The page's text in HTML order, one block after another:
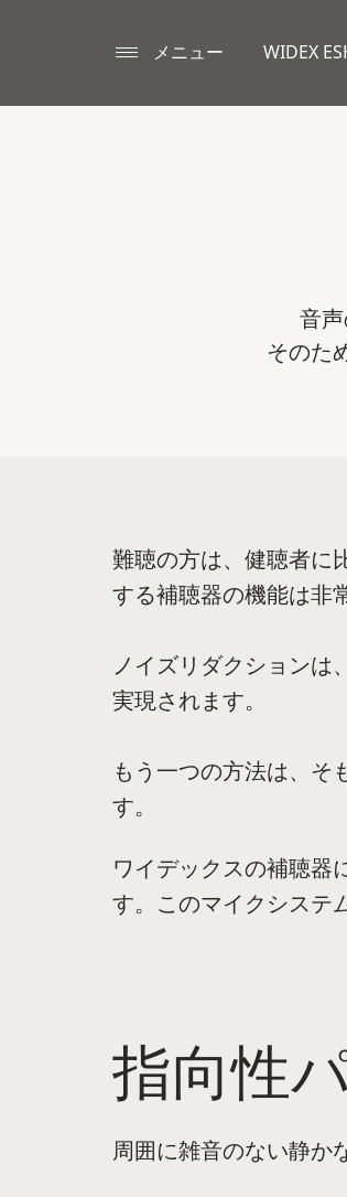
メニュー WIDEX
音
そのた
難聴の方は、健聴者に
する補聴器の機能は非
ノイズリダクションは
実現されます。
もう一つの方法は、そ
す。
ワイデックスの補聴器
す。このマイクシステ
指向性
周囲に雑音のない静か